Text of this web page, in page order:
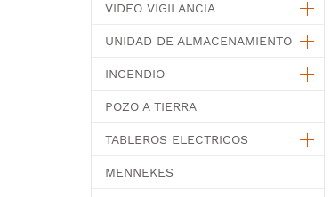
VIDEO VIGILANCIA
UNIDAD DE ALMACENAMIENTO
INCENDIO
POZO A TIERRA
TABLEROS ELECTRICOS
MENNEKES